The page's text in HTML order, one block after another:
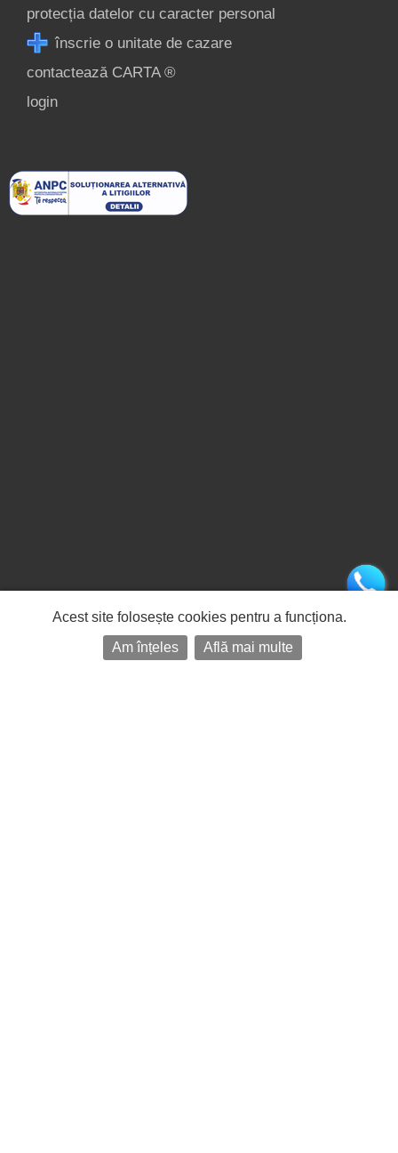
protecția datelor cu caracter personal
înscrie o unitate de cazare
contactează CARTA ®
login
Acest site folosește cookies pentru a funcționa.
Am înțeles
Află mai multe